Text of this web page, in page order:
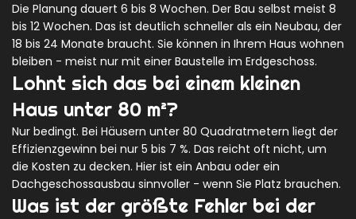
Die Planung dauert 6 bis 8 Wochen. Der Bau selbst meist 8
bis 12 Wochen. Das ist deutlich schneller als ein Neubau, der
18 bis 24 Monate braucht. Sie können in Ihrem Haus wohnen
bleiben - meist nur mit einer Baustelle im Erdgeschoss.
Lohnt sich das bei einem kleinen
Haus unter 80 m²?
Nur bedingt. Bei Häusern unter 80 Quadratmetern liegt der
Effizienzgewinn bei nur 5 bis 7 %. Das reicht oft nicht, um
die Kosten zu decken. Hier ist ein Anbau oder ein
Dachgeschossausbau sinnvoller - wenn Sie Platz brauchen.
Was ist der größte Fehler bei der